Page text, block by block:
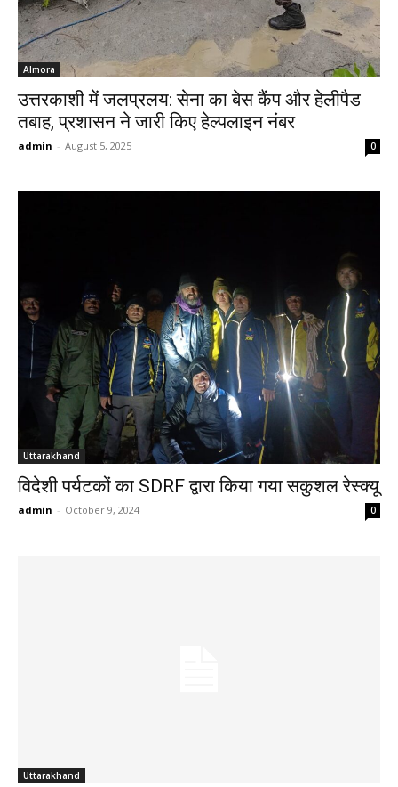
Almora
उत्तरकाशी में जलप्रलय: सेना का बेस कैंप और हेलीपैड
तबाह, प्रशासन ने जारी किए हेल्पलाइन नंबर
admin - August 5, 2025 0
Uttarakhand
विदेशी पर्यटकों का SDRF द्वारा किया गया सकुशल रेस्क्यू
admin - October 9, 2024 0
Uttarakhand